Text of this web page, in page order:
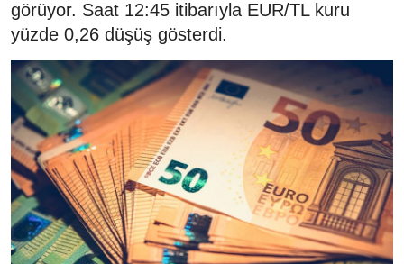
görüyor. Saat 12:45 itibarıyla EUR/TL kuru
yüzde 0,26 düşüş gösterdi.